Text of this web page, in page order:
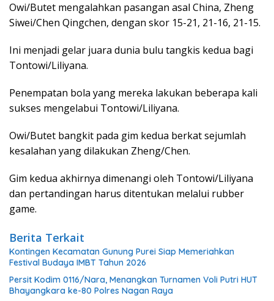
Owi/Butet mengalahkan pasangan asal China, Zheng
Siwei/Chen Qingchen, dengan skor 15-21, 21-16, 21-15.
Ini menjadi gelar juara dunia bulu tangkis kedua bagi
Tontowi/Liliyana.
Penempatan bola yang mereka lakukan beberapa kali
sukses mengelabui Tontowi/Liliyana.
Owi/Butet bangkit pada gim kedua berkat sejumlah
kesalahan yang dilakukan Zheng/Chen.
Gim kedua akhirnya dimenangi oleh Tontowi/Liliyana
dan pertandingan harus ditentukan melalui rubber
game.
Berita Terkait
Kontingen Kecamatan Gunung Purei Siap Memeriahkan
Festival Budaya IMBT Tahun 2026
Persit Kodim 0116/Nara, Menangkan Turnamen Voli Putri HUT
Bhayangkara ke-80 Polres Nagan Raya